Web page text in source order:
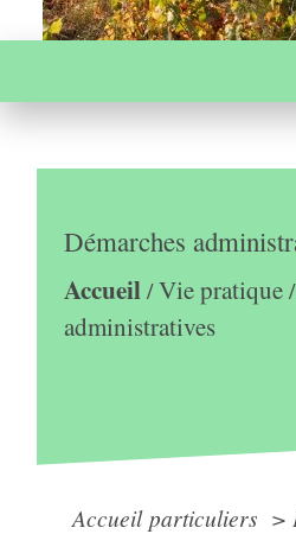
Démarches
Accueil/Vie pratique/
administratives
Accueil particuliers >